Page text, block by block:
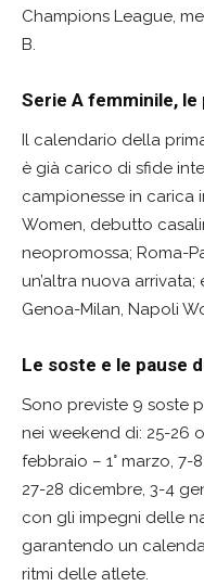
Champions League,
B.
Serie A femminile,
Il calendario della
è già carico di sfide
campionesse in carica
Women, debutto
neopromossa; Roma-
un’altra nuova
Genoa-Milan, Napoli
Le soste e le pause
Sono previste 9 soste
nei weekend di: 25-26
febbraio – 1° marzo, 7-
27-28 dicembre, 3-4
con gli impegni delle
garantendo un
ritmi delle atlete.